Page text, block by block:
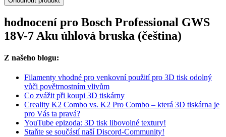
hodnocení pro Bosch Professional GWS
18V-7 Aku úhlová bruska (čeština)
Z našeho blogu:
Filamenty vhodné pro venkovní použití pro 3D tisk odolný
vůči povětrnostním vlivům
Co zvážit při koupi 3D tiskárny
Creality K2 Combo vs. K2 Pro Combo – která 3D tiskárna je
pro Vás ta pravá?
YouTube epizoda: 3D tisk libovolné textury!
Staňte se součástí naší Discord-Community!